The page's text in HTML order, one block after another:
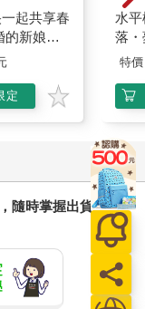
起共享春
的新娘番
定
水
落
特價
隨時掌握出貨動